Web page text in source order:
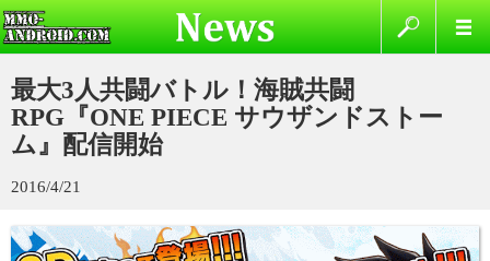
最大3人共闘バトル！海賊共闘
RPG『ONE PIECE サウザンドストー
ム』配信開始
2016/4/21